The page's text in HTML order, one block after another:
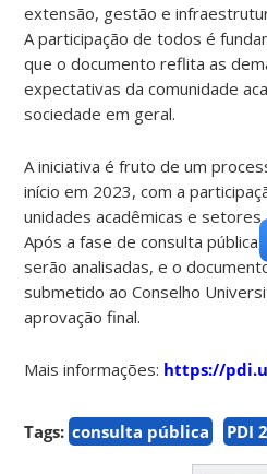
extensão, gestão e
A participação de todos é
que o documento reflita as
expectativas da comunidade
sociedade em geral.
A iniciativa é fruto de um
início em 2023, com a
unidades acadêmicas e
Após a fase de consulta
serão analisadas, e o
submetido ao Conselho
aprovação final.
Mais informações: https://
Tags: consulta pública PDI